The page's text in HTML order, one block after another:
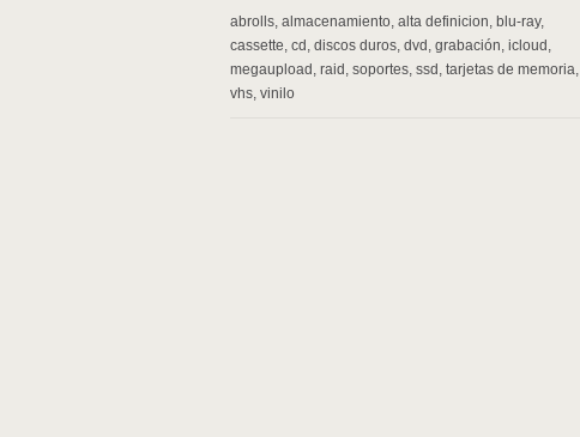
abrolls, almacenamiento, alta definicion, blu-ray,
cassette, cd , discos duros, dvd , grabación, icloud ,
megaupload , raid , soportes, ssd , tarjetas de memoria,
vhs, vinilo